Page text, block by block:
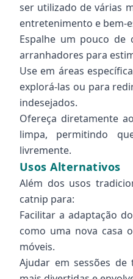
ser utilizado de várias
entretenimento e bem-
Espalhe um pouco de
arranhadores para
Use em áreas
explorá-las ou para
indesejados.
Ofereça diretamente
limpa, permitindo
livremente.
Usos Alternativos
Além dos usos
catnip para:
Facilitar a adaptação
como uma nova casa
móveis.
Ajudar em sessões de